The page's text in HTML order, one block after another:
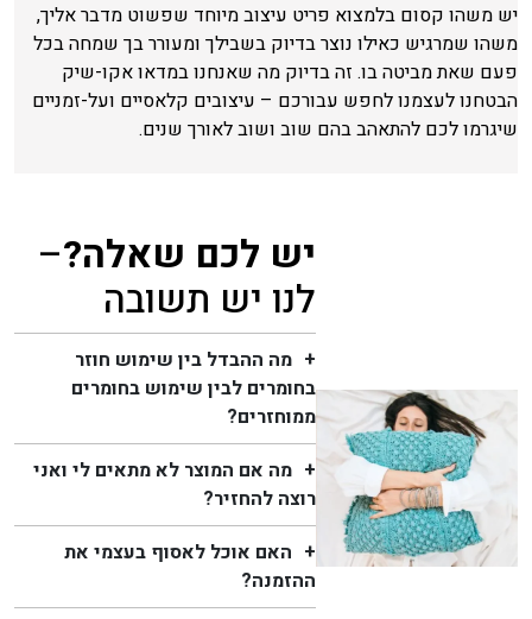
יש משהו קסום בלמצוא פריט עיצוב מיוחד שפשוט מדבר אליך,
משהו שמרגיש כאילו נוצר בדיוק בשבילך ומעורר בך שמחה בכל
פעם שאת מביטה בו. זה בדיוק מה שאנחנו במדאו אקו-שיק
הבטחנו לעצמנו לחפש עבורכם – עיצובים קלאסיים ועל-זמניים
שיגרמו לכם להתאהב בהם שוב ושוב לאורך שנים.
יש לכם שאלה?–
לנו יש תשובה
מה ההבדל בין שימוש חוזר
בחומרים לבין שימוש בחומרים
ממוחזרים?
מה אם המוצר לא מתאים לי ואני
רוצה להחזיר?
האם אוכל לאסוף בעצמי את
ההזמנה?